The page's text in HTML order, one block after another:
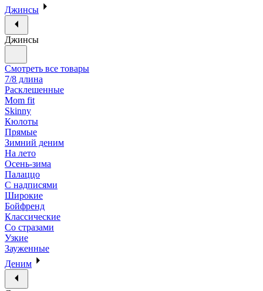
Джинсы
Джинсы
Смотреть все товары
7/8 длина
Расклешенные
Mom fit
Skinny
Кюлоты
Прямые
Зимний деним
На лето
Осень-зима
Палаццо
С надписями
Широкие
Бойфренд
Классические
Со стразами
Узкие
Зауженные
Деним